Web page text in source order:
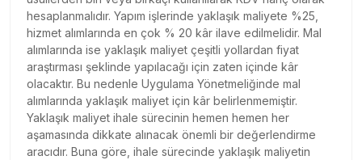
hesaplanmalıdır. Yapım işlerinde yaklaşık maliyete %25,
hizmet alımlarında en çok % 20 kâr ilave edilmelidir. Mal
alımlarında ise yaklaşık maliyet çeşitli yollardan fiyat
araştırması şeklinde yapılacağı için zaten içinde kâr
olacaktır. Bu nedenle Uygulama Yönetmeliğinde mal
alımlarında yaklaşık maliyet için kâr belirlenmemiştir.
Yaklaşık maliyet ihale sürecinin hemen hemen her
aşamasında dikkate alınacak önemli bir değerlendirme
aracıdır. Buna göre, ihale sürecinde yaklaşık maliyetin